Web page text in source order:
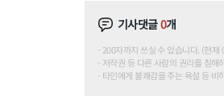
기사댓글0개
200자까지 쓰실 수 있습니다. (현
저작권 등 다른 사람의 권리를 침해
타인에게 불쾌감을 주는 욕설 등